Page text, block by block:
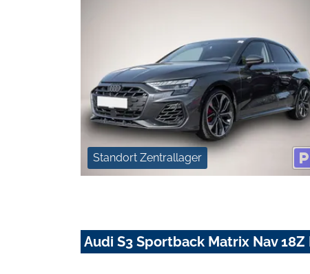
Standort Zentrallager
Audi S3 Sportback Matrix Nav 18Z